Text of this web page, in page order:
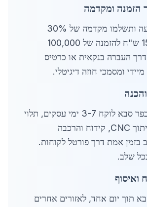
אשרו את ההצעה ותשלמו מקדמה של 30%
(למשל, 15,000 ש"ח להזמנה של 100,000
העברה בנקאית או כרטיס
ומסמכי חוזה דיגיטלי.
ייצור במפעל בכפר סבא לוקח 3-7 ימי עסקים, תלוי
בכמות. כולל חיתוך CNC, קידוח והרכבה
בזמן אמת דרך פורטל לקוחות.
שלב.
תוך יום אחד, לאזורים אחרים